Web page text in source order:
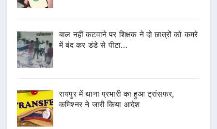
बाल नहीं कटवाने पर शिक्षक ने दो छात्रों को कमरे
में बंद कर डंडे से पीटा…
रायपुर में थाना प्रभारी का हुआ ट्रांसफर,
कमिश्नर ने जारी किया आदेश